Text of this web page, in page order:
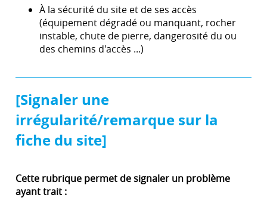
À la sécurité du site et de ses accès
(équipement dégradé ou manquant, rocher
instable, chute de pierre, dangerosité du ou
des chemins d'accès ...)
[Signaler une
irrégularité/remarque sur la
fiche du site]
Cette rubrique permet de signaler un problème
ayant trait :